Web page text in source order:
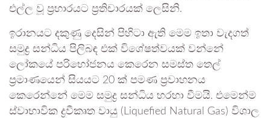
එල්ල වූ ප්‍රහාරයට ප්‍රතිචාරයක් ලෙසිනි.
ඉරානයට දකුණු දෙසින් පිහිටා ඇති මෙම ඉතා වැදගත්
සමුද්‍ර සන්ධිය පිලිබඳ එක් විශේෂත්වයක් වන්නේ
ලෝකයේ පරිභෝජනය කෙරෙන සමස්ත තෙල්
ප්‍රමාණයෙන් සියයට 20 ක් පමණ ප්‍රවාහනය
කෙරෙන්නේ මෙම සමුද්‍ර සන්ධිය හරහා වීමයි. එමෙන්ම
ස්වාභාවික ද්‍රවීකෘත වායු (Liquefied Natural Gas) විශාල